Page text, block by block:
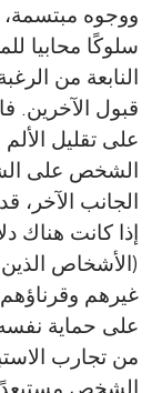
ووجوه
سلوكًا محابيا
النابعة من
قبول الآخرين.
على تقليل
الشخص على
الجانب الآخر،
إذا كانت هناك
(الأشخاص
غيرهم
على حماية
من تجارب